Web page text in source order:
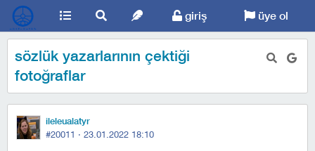
giriş üye ol
sözlük yazarlarının çektiği
fotoğraflar
ileleualatyr
#20011 · 23.01.2022 18:10